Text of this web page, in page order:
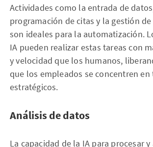
Actividades como la entrada de
programación de citas y la gestión
son ideales para la automatización.
IA pueden realizar estas tareas con
y velocidad que los humanos,
que los empleados se concentren en
estratégicos.
Análisis de datos
La capacidad de la IA para procesar